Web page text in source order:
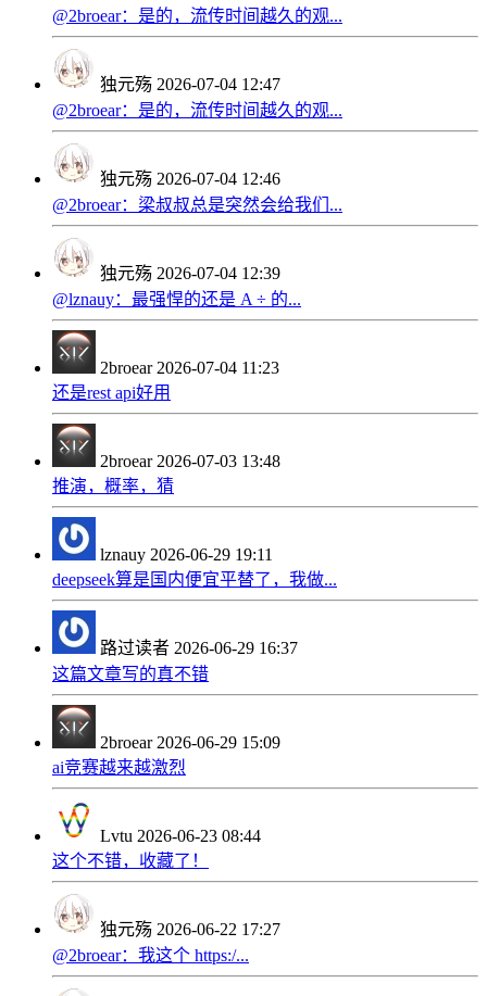
@2broear：是的，流传时间越久的观...
独元殇 2026-07-04 12:47
@2broear：是的，流传时间越久的观...
独元殇 2026-07-04 12:46
@2broear：梁叔叔总是突然会给我们...
独元殇 2026-07-04 12:39
@lznauy：最强悍的还是 A ÷ 的...
2broear 2026-07-04 11:23
还是rest api好用
2broear 2026-07-03 13:48
推演，概率，猜
lznauy 2026-06-29 19:11
deepseek算是国内便宜平替了，我做...
路过读者 2026-06-29 16:37
这篇文章写的真不错
2broear 2026-06-29 15:09
ai竞赛越来越激烈
Lvtu 2026-06-23 08:44
这个不错，收藏了！
独元殇 2026-06-22 17:27
@2broear：我这个 https:/...